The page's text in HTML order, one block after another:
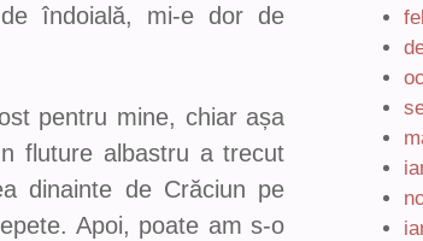
îndoială, mi-e dor de
pentru mine, chiar așa
fluture albastru a trecut
dinainte de Crăciun pe
Apoi, poate am s-o